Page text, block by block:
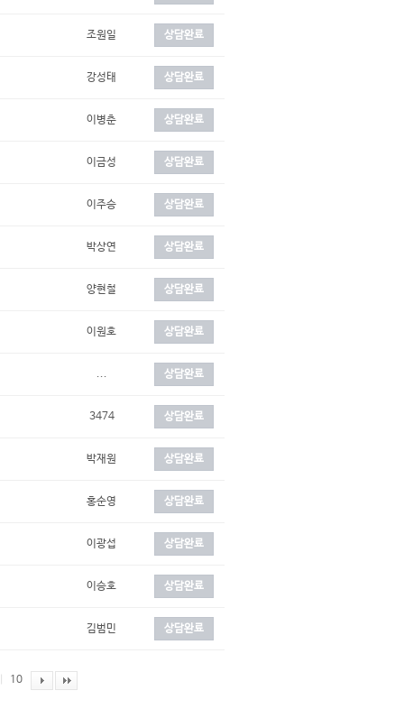
조원일 상담완료
강성태 상담완료
이병춘 상담완료
이금성 상담완료
이주승 상담완료
박상연 상담완료
양현철 상담완료
이원호 상담완료
... 상담완료
3474 상담완료
박재원 상담완료
홍순영 상담완료
이광섭 상담완료
이승호 상담완료
김범민 상담완료
10